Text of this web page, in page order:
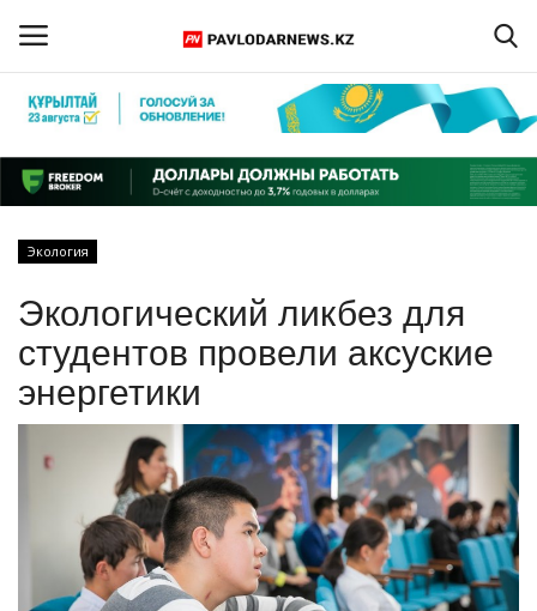
Регистрация
Главная
КАЗАХСТАН
МИР
СПЕЦПРОЕКТЫ
СПОРТ
Экология
Экологический ликбез для
студентов провели аксуские
энергетики